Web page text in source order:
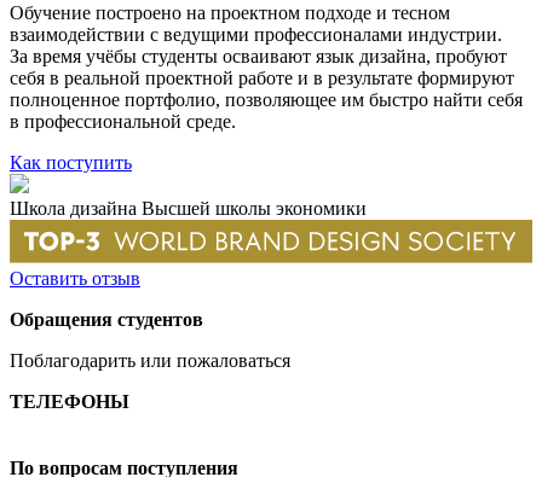
Обучение построено на проектном подходе и тесном
взаимодействии с ведущими профессионалами индустрии.
За время учёбы студенты осваивают язык дизайна, пробуют
себя в реальной проектной работе и в результате формируют
полноценное портфолио, позволяющее им быстро найти себя
в профессиональной среде.
Как поступить
Школа дизайна Высшей школы экономики
Оставить отзыв
Обращения студентов
Поблагодарить или пожаловаться
ТЕЛЕФОНЫ
По вопросам поступления